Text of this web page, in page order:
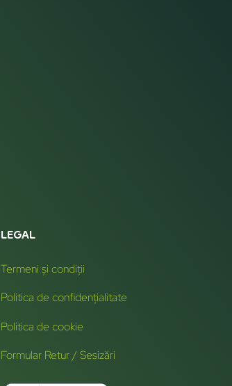
LEGAL
Termeni și condiții
Politica de confidențialitate
Politica de cookie
Formular Retur / Sesizări